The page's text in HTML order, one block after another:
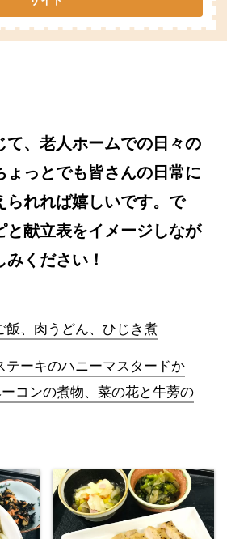
て、老人ホームでの日々の
ょっとでも皆さんの日常に
られれば嬉しいです。で
と献立表をイメージしなが
ください！
飯、肉うどん、ひじき煮
テーキのハニーマスタードか
コンの煮物、菜の花と牛蒡の